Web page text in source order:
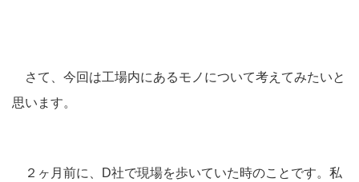
さて、今回は工場内にあるモノについて考えてみたいと
思います。
２ヶ月前に、D社で現場を歩いていた時のことです。私